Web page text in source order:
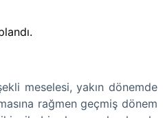
meselesi, yakın dönemde
rağmen geçmiş dönem